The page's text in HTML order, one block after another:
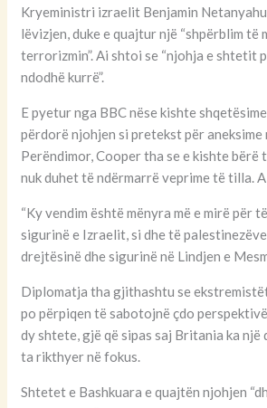
Kryeministri izraelit Benjamin
lëvizjen, duke e quajtur një “shpërblim të
terrorizmin”. Ai shtoi se “njohja e shtetit
ndodhë kurrë”.
E pyetur nga BBC nëse kishte
përdorë njohjen si pretekst për aneksime
Perëndimor, Cooper tha se e kishte bërë
nuk duhet të ndërmarrë veprime të tilla. A
“Ky vendim është mënyra më e mirë për
sigurinë e Izraelit, si dhe të
drejtësinë dhe sigurinë në Lindjen e
Diplomatja tha gjithashtu se
po përpiqen të sabotojnë çdo
dy shtete, gjë që sipas saj Britania ka
ta rikthyer në fokus.
Shtetet e Bashkuara e quajtën njohjen